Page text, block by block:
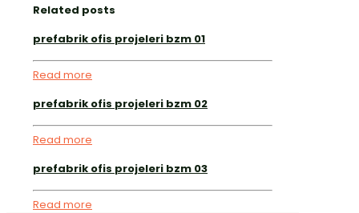
Related posts
prefabrik ofis projeleri bzm 01
Read more
prefabrik ofis projeleri bzm 02
Read more
prefabrik ofis projeleri bzm 03
Read more